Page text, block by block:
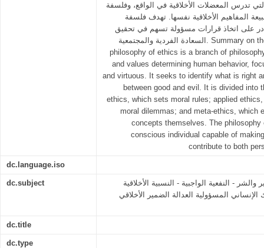
التي تدرس المعضلات الأخلاقية في الواقع، وفلسفة
المفاهيم الأخلاقية نفسها. تهدف فلسفة
على اتخاذ قرارات مسؤولة تسهم في تحقيق
السعادة الفردية والمجتمعية. Summary on the Philosophy of Ethics The
philosophy of ethics is a branch of
and values determining human behavior,
and virtuous. It seeks to identify what is right
between good and evil. It is divided into
ethics, which sets moral rules; applied
moral dilemmas; and meta-ethics, which
concepts themselves. The
conscious individual capable of
contribute to both
dc.language.iso
dc.subject
والشر - النفعية الواجبية - النسبية الأخلاقية
المسؤولية العدالة الضمير الأخلاقي
dc.title
dc.type